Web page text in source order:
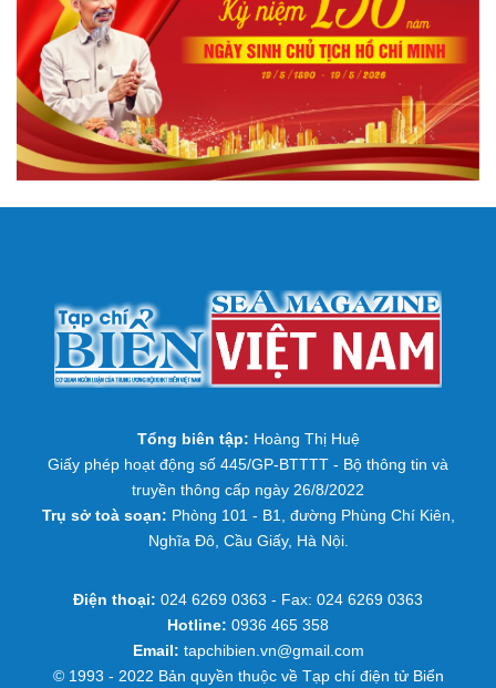
Tổng biên tập: Hoàng Thị Huệ
Giấy phép hoạt động số 445/GP-BTTTT - Bộ thông tin và
truyền thông cấp ngày 26/8/2022
Trụ sở toà soạn: Phòng 101 - B1, đường Phùng Chí Kiên,
Nghĩa Đô, Cầu Giấy, Hà Nội.
Điện thoại: 024 6269 0363 - Fax: 024 6269 0363
Hotline: 0936 465 358
Email: tapchibien.vn@gmail.com
© 1993 - 2022 Bản quyền thuộc về Tạp chí điện tử Biển